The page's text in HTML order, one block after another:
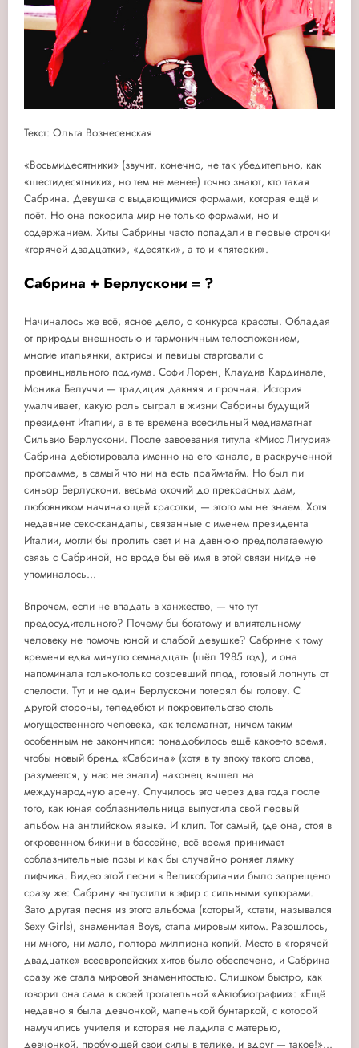
Текст: Ольга Вознесенская
«Восьмидесятники» (звучит, конечно, не так убедительно, как
«шестидесятники», но тем не менее) точно знают, кто такая
Сабрина. Девушка с выдающимися формами, которая ещё и
поёт. Но она покорила мир не только формами, но и
содержанием. Хиты Сабрины часто попадали в первые строчки
«горячей двадцатки», «десятки», а то и «пятерки».
Сабрина + Берлускони = ?
Начиналось же всё, ясное дело, с конкурса красоты. Обладая
от природы внешностью и гармоничным телосложением,
многие итальянки, актрисы и певицы стартовали с
провинциального подиума. Софи Лорен, Клаудиа Кардинале,
Моника Белуччи — традиция давняя и прочная. История
умалчивает, какую роль сыграл в жизни Сабрины будущий
президент Италии, а в те времена всесильный медиамагнат
Сильвио Берлускони. После завоевания титула «Мисс Лигурия»
Сабрина дебютировала именно на его канале, в раскрученной
программе, в самый что ни на есть прайм-тайм. Но был ли
синьор Берлускони, весьма охочий до прекрасных дам,
любовником начинающей красотки, — этого мы не знаем. Хотя
недавние секс-скандалы, связанные с именем президента
Италии, могли бы пролить свет и на давнюю предполагаемую
связь с Сабриной, но вроде бы её имя в этой связи нигде не
упоминалось...
Впрочем, если не впадать в ханжество, — что тут
предосудительного? Почему бы богатому и влиятельному
человеку не помочь юной и слабой девушке? Сабрине к тому
времени едва минуло семнадцать (шёл 1985 год), и она
напоминала только-только созревший плод, готовый лопнуть от
спелости. Тут и не один Берлускони потерял бы голову. С
другой стороны, теледебют и покровительство столь
могущественного человека, как телемагнат, ничем таким
особенным не закончился: понадобилось ещё какое-то время,
чтобы новый бренд «Сабрина» (хотя в ту эпоху такого слова,
разумеется, у нас не знали) наконец вышел на
международную арену. Случилось это через два года после
того, как юная соблазнительница выпустила свой первый
альбом на английском языке. И клип. Тот самый, где она, стоя в
откровенном бикини в бассейне, всё время принимает
соблазнительные позы и как бы случайно роняет лямку
лифчика. Видео этой песни в Великобритании было запрещено
сразу же: Сабрину выпустили в эфир с сильными купюрами.
Зато другая песня из этого альбома (который, кстати, назывался
Sexy Girls), знаменитая Boys, стала мировым хитом. Разошлось,
ни много, ни мало, полтора миллиона копий. Место в «горячей
двадцатке» всеевропейских хитов было обеспечено, и Сабрина
сразу же стала мировой знаменитостью. Слишком быстро, как
говорит она сама в своей трогательной «Автобиографии»: «Ещё
недавно я была девчонкой, маленькой бунтаркой, с которой
намучились учителя и которая не ладила с матерью,
девчонкой, пробующей свои силы в телике, и вдруг — такое!»...